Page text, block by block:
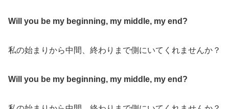
Will you be my beginning, my middle, my end?
私の始まりから中間、終わりまで側にいてくれませんか？
Will you be my beginning, my middle, my end?